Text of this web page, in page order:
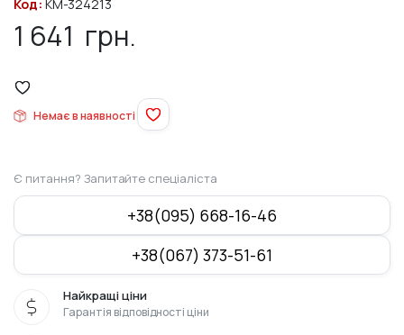
Код: KM-324213
1 641 грн.
Немає в наявності
Є питання? Запитайте спеціаліста
+38(095) 668-16-46
+38(067) 373-51-61
Найкращі ціни
Гарантія відповідності ціни